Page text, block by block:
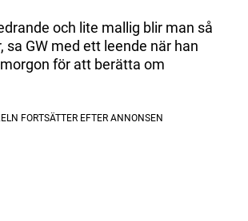
och lite mallig blir man så
sa GW med ett leende när han
för att berätta om